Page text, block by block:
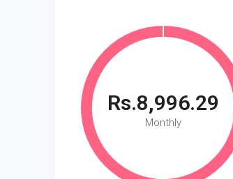
Rs.8,996.29
Monthly